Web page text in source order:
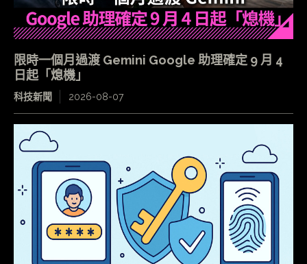
限時一個月過渡 Gemini Google 助理確定 9 月 4
日起「熄機」
科技新聞 2026-08-07